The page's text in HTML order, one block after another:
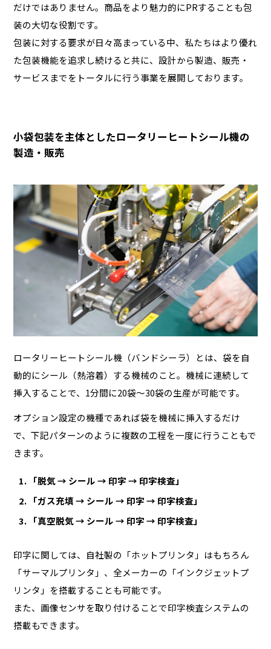
だけではありません。商品をより魅力的にPRすることも包
装の大切な役割です。
包装に対する要求が日々高まっている中、私たちはより優れ
た包装機能を追求し続けると共に、設計から製造、販売・
サービスまでをトータルに行う事業を展開しております。
小袋包装を主体としたロータリーヒートシール機の
製造・販売
ロータリーヒートシール機（バンドシーラ）とは、袋を自
動的にシール（熱溶着）する機械のこと。機械に連続して
挿入することで、1分間に20袋～30袋の生産が可能です。
オプション設定の機種であれば袋を機械に挿入するだけ
で、下記パターンのように複数の工程を一度に行うこともで
きます。
「脱気 → シール → 印字 → 印字検査」
「ガス充填 → シール → 印字 → 印字検査」
「真空脱気 → シール → 印字 → 印字検査」
印字に関しては、自社製の「ホットプリンタ」はもちろん
「サーマルプリンタ」、全メーカーの「インクジェットプ
リンタ」を搭載することも可能です。
また、画像センサを取り付けることで印字検査システムの
搭載もできます。